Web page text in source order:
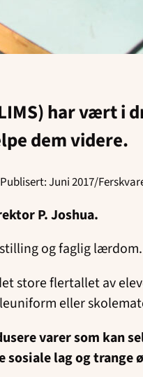
har vært i
dem videre.
Juni 2017/
P. Joshua.
og faglig lærdom.
store flertallet av
eller
varer som kan
lag og trange